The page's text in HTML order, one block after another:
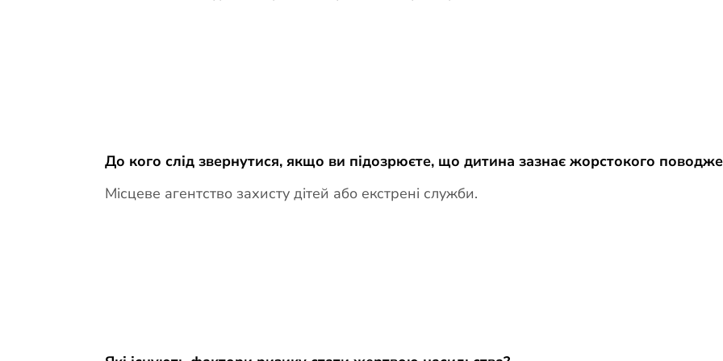
До кого слід звернутися, якщо ви підозрюєте, що дитина зазнає жорстокого
Місцеве агентство захисту дітей або екстрені служби.